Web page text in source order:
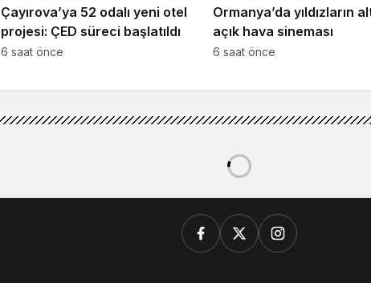
Çayırova’ya 52 odalı yeni otel
projesi: ÇED süreci başlatıldı
6 saat önce
Ormanya’da yıldızların
açık hava sineması
6 saat önce